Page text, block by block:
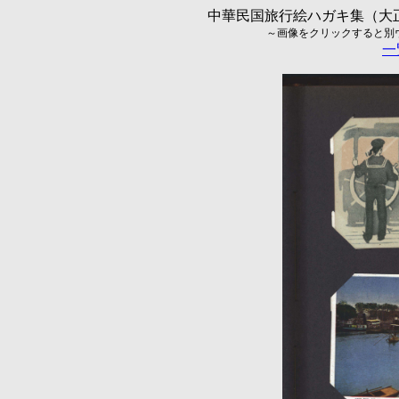
中華民国旅行絵ハガキ集（
～画像をクリックすると
一